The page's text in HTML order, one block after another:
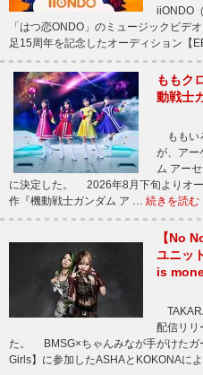
iiONDO
「はつ恋ONDO」のミュージックビ
足15周年を記念したオーディション【
ももク
動戦士
ももい
が、アー
ム アー
に決定した。 2026年8月下旬よりオ
作『機動戦士ガンダム ア … 続きを読む
【No
ユニッ
is
配信リリ
た。 BMSG×ちゃんみなが手がけたガ
Girls】に参加したASHAとKOKONAに